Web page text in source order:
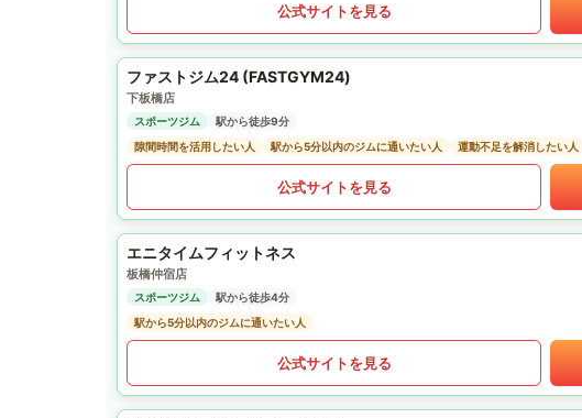
公式サイトを見る
ファストジム24 (FASTGYM24)
下板橋店
スポーツジム
駅から徒歩9分
隙間時間を活用したい人
駅から5分以内のジムに通いたい人 運動不足を解消したい人
公式サイトを見る
エニタイムフィットネス
板橋仲宿店
スポーツジム
駅から徒歩4分
駅から5分以内のジムに通いたい人
公式サイトを見る